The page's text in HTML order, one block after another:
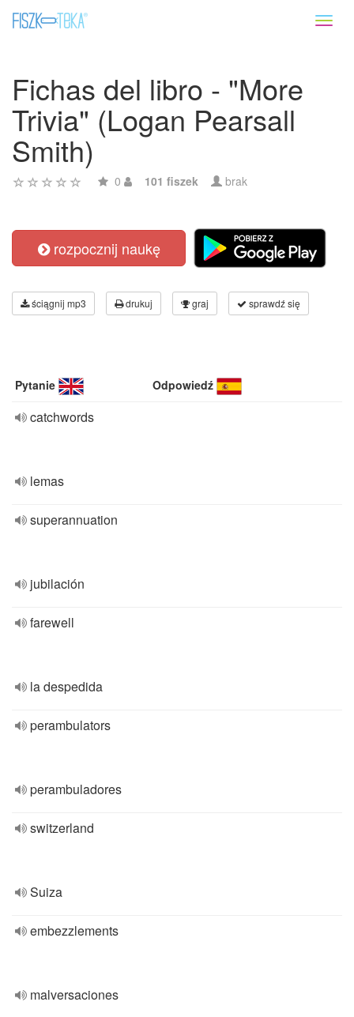
Fichas del libro - "More
Trivia" (Logan Pearsall
Smith)
0 101 fiszek brak
rozpocznij naukę
ściągnij mp3 drukuj graj sprawdź się
Pytanie Odpowiedź
catchwords
lemas
superannuation
jubilación
farewell
la despedida
perambulators
perambuladores
switzerland
Suiza
embezzlements
malversaciones